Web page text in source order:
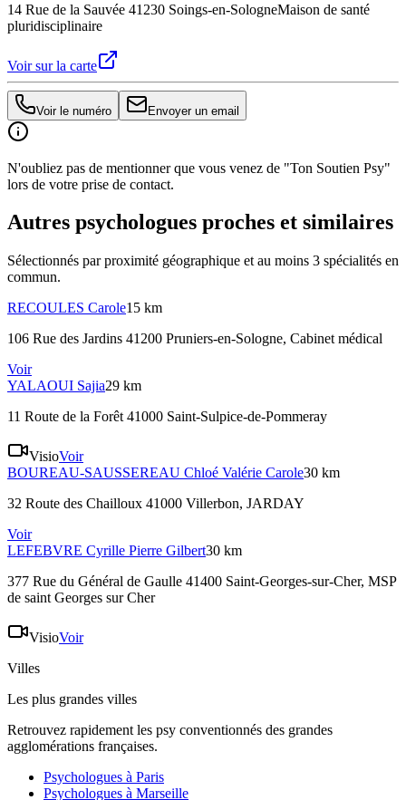
14 Rue de la Sauvée 41230 Soings-en-SologneMaison de santé
pluridisciplinaire
Voir sur la carte
Voir le numéro Envoyer un email
N'oubliez pas de mentionner que vous venez de "Ton Soutien Psy"
lors de votre prise de contact.
Autres psychologues proches et similaires
Sélectionnés par proximité géographique et au moins 3 spécialités en
commun.
RECOULES Carole15 km
106 Rue des Jardins 41200 Pruniers-en-Sologne, Cabinet médical
Voir
YALAOUI Sajia29 km
11 Route de la Forêt 41000 Saint-Sulpice-de-Pommeray
VisioVoir
BOUREAU-SAUSSEREAU Chloé Valérie Carole30 km
32 Route des Chailloux 41000 Villerbon, JARDAY
Voir
LEFEBVRE Cyrille Pierre Gilbert30 km
377 Rue du Général de Gaulle 41400 Saint-Georges-sur-Cher, MSP
de saint Georges sur Cher
VisioVoir
Villes
Les plus grandes villes
Retrouvez rapidement les psy conventionnés des grandes
agglomérations françaises.
Psychologues à Paris
Psychologues à Marseille